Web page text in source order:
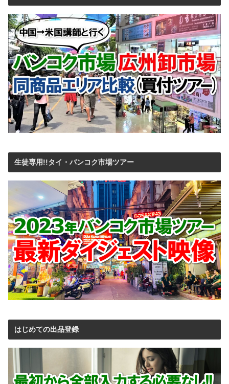
生徒専用!!タイ・バンコク市場ツアー
はじめての出品登録